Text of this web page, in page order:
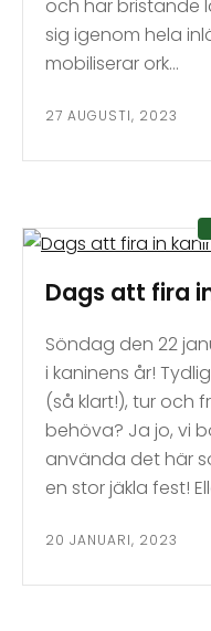
och har bristande
sig igenom hela
mobiliserar ork…
27 AUGUSTI, 2023
Dags att fira
Söndag den 22
i kaninens år!
(så klart!), tur och
behöva? Ja jo, vi
använda det här
en stor jäkla fest!
20 JANUARI, 2023